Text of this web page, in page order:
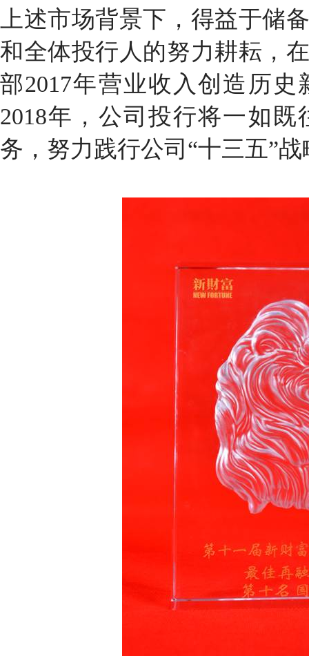
上述市场背景下，得益于储
和全体投行人的努力耕耘，
部2017年营业收入创造历史
2018年，公司投行将一如既
务，努力践行公司“十三五”